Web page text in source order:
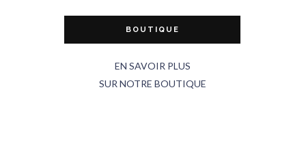
BOUTIQUE
EN SAVOIR PLUS
SUR NOTRE BOUTIQUE